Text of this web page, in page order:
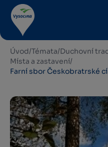
Úvod/Témata/Duchovní
Místa a zastavení/
Farní sbor Českobratrské